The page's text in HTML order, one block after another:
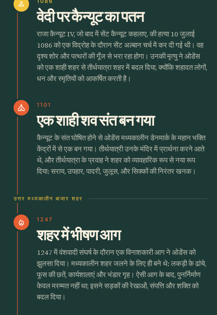
person
वेदी पर कैन्यूट का पतन
राजा कैन्यूट IV, जो बाद में सेंट कैन्यूट कहलाए, की हत्या 10 जुलाई
1086 को एक विद्रोह के दौरान सेंट अल्बान चर्च में कर दी गई थी। वह
दृश्य शोर और पत्थरों की गूँज से भरा रहा होगा। उनकी मृत्यु ने ओडेंस
को एक शाही शहर से तीर्थयात्रा शहर में बदल दिया, क्योंकि शहादत लोगों,
धन और स्मृतियों को आकर्षित करती है।
church 1101
एक शाही शव संत बन गया
कैन्यूट के संत घोषित होने से ओडेंस मध्यकालीन डेनमार्क के महान भक्ति
केंद्रों में से एक बन गया। तीर्थयात्री उनके मंदिर में प्रार्थना करने आते
थे, और तीर्थयात्रा के प्रवाह ने शहर को व्यावहारिक रूप से नया रूप
दिया: सराय, उपहार, पादरी, जुलूस, और सिक्कों की निरंतर खनक।
उत्तर मध्यकालीन बाजार शहर
local_fire_department 1247
शहर में भीषण आग
1247 में वंशवादी संघर्ष के दौरान एक विनाशकारी आग ने ओडेंस को
झुलसा दिया। मध्यकालीन शहर जलने के लिए ही बने थे: लकड़ी के ढांचे,
फूस की छतें, कार्यशालाएं और भंडार गृह। ऐसी आग के बाद, पुनर्निर्माण
केवल मरम्मत नहीं था; इसने सड़कों की रेखाओं, संपत्ति और शक्ति को
बदल दिया।